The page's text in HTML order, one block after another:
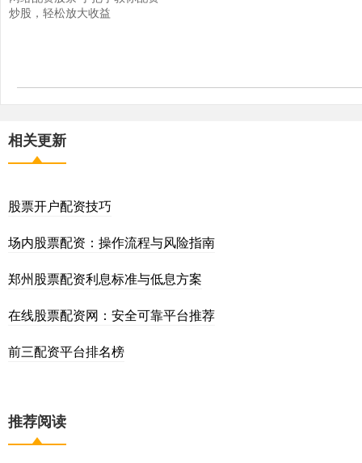
炒股，轻松放大收益
相关更新
股票开户配资技巧
场内股票配资：操作流程与风险指南
郑州股票配资利息标准与低息方案
在线股票配资网：安全可靠平台推荐
前三配资平台排名榜
推荐阅读